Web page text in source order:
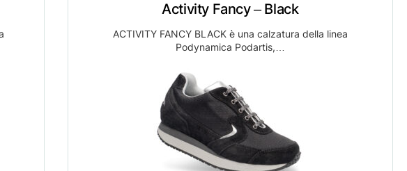
Activity Fancy – Black
ACTIVITY FANCY BLACK è una calzatura della linea
Podynamica Podartis,…